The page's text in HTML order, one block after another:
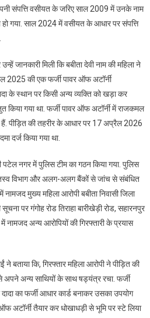
संपत्ति वसीयत के जरिए साल 2009 में उनके नाम
हो गया. साल 2024 में वसीयत के आधार पर संपत्ति
जानकारी मिली कि बबीता देवी नाम की महिला ने
की एक फर्जी पावर ऑफ अटॉर्नी
के स्थान पर किसी अन्य व्यक्ति को खड़ा कर
किया गया था. फर्जी पावर ऑफ अटॉर्नी में राजकमल
पीड़ित की तहरीर के आधार पर 17 अप्रैल 2026
दर्ज किया गया था.
पटेल नगर में पुलिस टीम का गठन किया गया. पुलिस
विभाग और अलग-अलग बैंकों से जांच से संबंधित
मुख्य महिला आरोपी बबीता निवासी जिला
पर गंगोह रोड तिराहा बारीखेड़ी रोड, सहारनपुर
नामजद अन्य आरोपियों की गिरफ्तारी के प्रयास
ने बताया कि, गिरफ्तार महिला आरोपी ने पीड़ित की
अपने अन्य साथियों के साथ षड्यंत्र रचा. फर्जी
का फर्जी आधार कार्ड बनाकर उसका उपयोग
अटॉर्नी तैयार कर धोखाधड़ी से भूमि पर स्टे लिया